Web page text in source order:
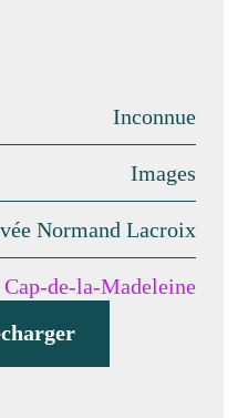
Inconnue
Images
Normand Lacroix
Cap-de-la-Madeleine